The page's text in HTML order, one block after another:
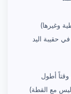
وغيرها)
حقيبة اليد
أطول
مع القطة)